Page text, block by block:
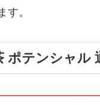
す。
テンシャル